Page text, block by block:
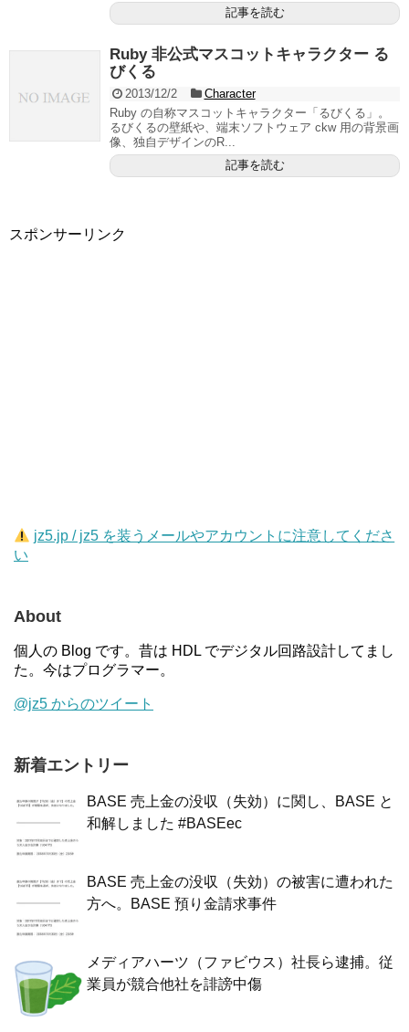
記事を読む
Ruby 非公式マスコットキャラクター る
びくる
2013/12/2
Character
Ruby の自称マスコットキャラクター「るびくる」。
るびくるの壁紙や、端末ソフトウェア ckw 用の背景画
像、独自デザインのR...
記事を読む
スポンサーリンク
jz5.jp / jz5 を装うメールやアカウントに注意してくださ
い
About
個人の Blog です。昔は HDL でデジタル回路設計してまし
た。今はプログラマー。
@jz5 からのツイート
新着エントリー
BASE 売上金の没収（失効）に関し、BASE と
和解しました #BASEec
BASE 売上金の没収（失効）の被害に遭われた
方へ。BASE 預り金請求事件
メディアハーツ（ファビウス）社長ら逮捕。従
業員が競合他社を誹謗中傷